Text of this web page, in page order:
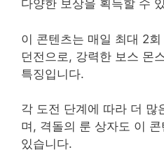
다양한 보상을 획득할 수
이 콘텐츠는 매일 최대 2
던전으로, 강력한 보스 몬
특징입니다.
각 도전 단계에 따라 더 많
며, 격돌의 룬 상자도 이
있습니다.